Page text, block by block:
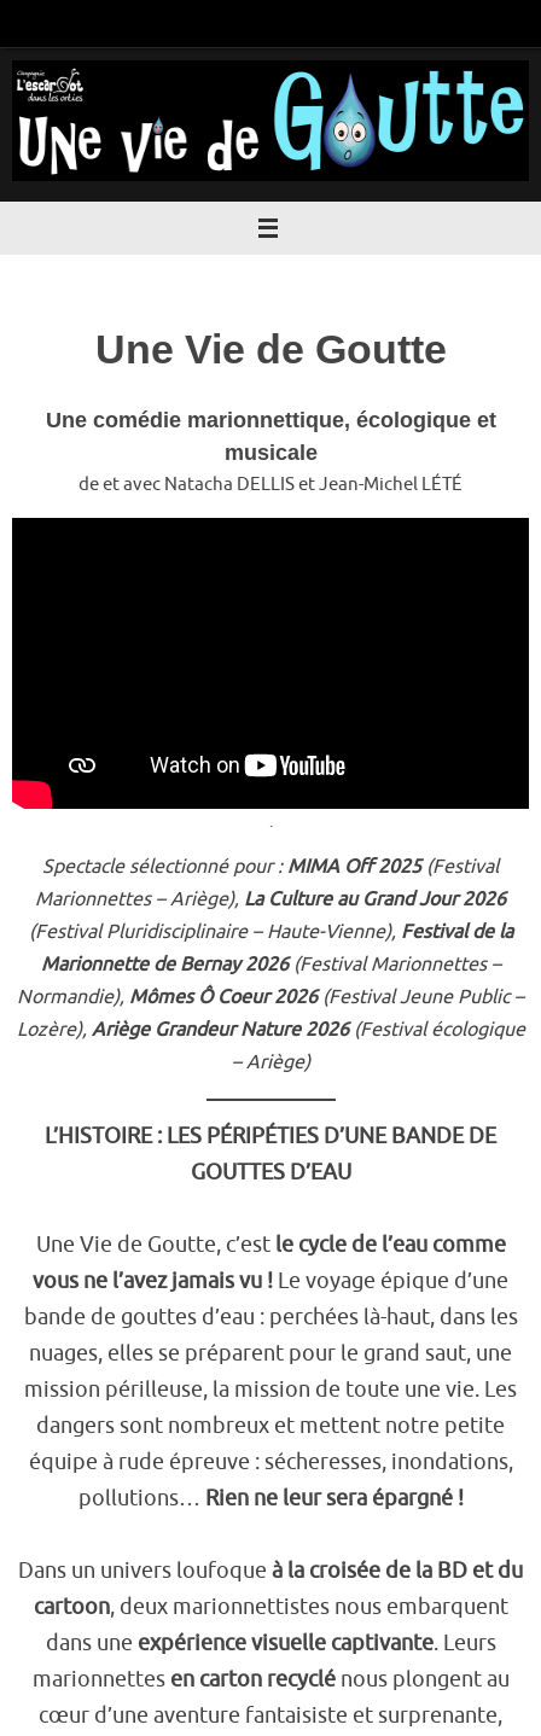
Une Vie de Goutte
Une comédie marionnettique, écologique et
musicale
de et avec Natacha DELLIS et Jean-Michel LÉTÉ
.
Spectacle sélectionné pour : MIMA Off 2025(Festival
Marionnettes – Ariège), La Culture au Grand Jour 2026
(Festival Pluridisciplinaire – Haute-Vienne), Festival de la
Marionnette de Bernay 2026(Festival Marionnettes –
Normandie), Mômes Ô Coeur 2026(Festival Jeune Public –
Lozère), Ariège Grandeur Nature 2026(Festival écologique
– Ariège)
L’HISTOIRE : LES PÉRIPÉTIES D’UNE BANDE DE
GOUTTES D’EAU
Une Vie de Goutte, c’est le cycle de l’eau comme
vous ne l’avez jamais vu ! Le voyage épique d’une
bande de gouttes d’eau : perchées là-haut, dans les
nuages, elles se préparent pour le grand saut, une
mission périlleuse, la mission de toute une vie. Les
dangers sont nombreux et mettent notre petite
équipe à rude épreuve : sécheresses, inondations,
pollutions… Rien ne leur sera épargné !
Dans un univers loufoque à la croisée de la BD et du
cartoon, deux marionnettistes nous embarquent
dans une expérience visuelle captivante. Leurs
marionnettes en carton recyclénous plongent au
cœur d’une aventure fantaisiste et surprenante,